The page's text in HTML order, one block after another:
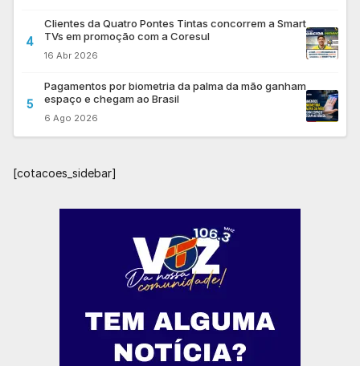
4
Clientes da Quatro Pontes Tintas concorrem a Smart
TVs em promoção com a Coresul
16 Abr 2026
5
Pagamentos por biometria da palma da mão ganham
espaço e chegam ao Brasil
6 Ago 2026
[cotacoes_sidebar]